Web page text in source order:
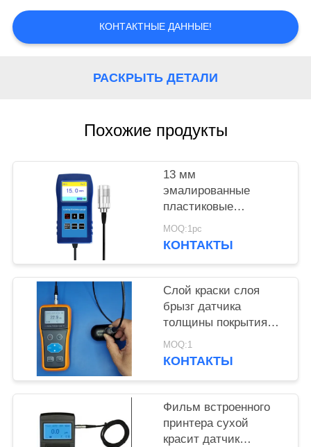
САЙТА
КОНТАКТНЫЕ ДАННЫЕ!
РАСКРЫТЬ ДЕТАЛИ
Похожие продукты
13 мм
эмалированные
пластиковые
распылительные
покрытия
покрытия габарит TG-
6008
MOQ:1pc
КОНТАКТЫ
Слой краски слоя
брызг датчика
толщины покрытия
краски 300 градус
цельсий
MOQ:1
КОНТАКТЫ
Фильм встроенного
принтера сухой
красит датчик